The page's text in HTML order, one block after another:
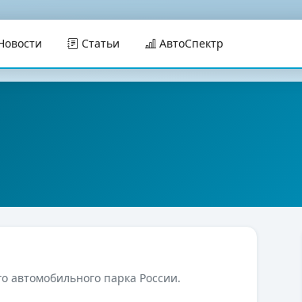
Статьи АвтоСпектр
автомобильного парка России.